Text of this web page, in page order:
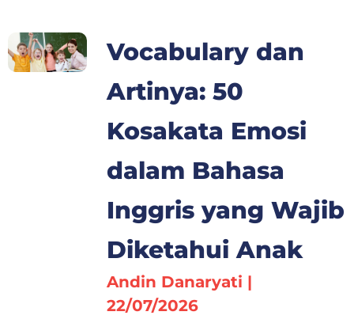
Vocabulary dan
Artinya: 50
Kosakata Emosi
dalam Bahasa
Inggris yang Wajib
Diketahui Anak
Andin Danaryati
22/07/2026